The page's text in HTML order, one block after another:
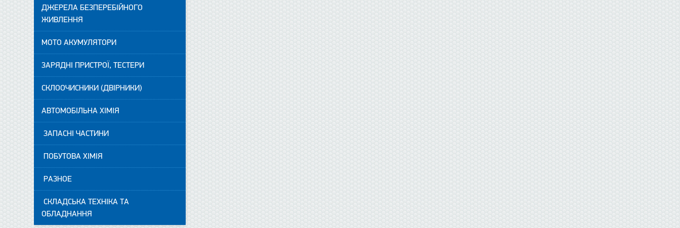
ДЖЕРЕЛА БЕЗПЕРЕБІЙНОГО
ЖИВЛЕННЯ
МОТО АКУМУЛЯТОРИ
ЗАРЯДНІ ПРИСТРОЇ, ТЕСТЕРИ
СКЛООЧИСНИКИ (ДВІРНИКИ)
АВТОМОБІЛЬНА ХІМІЯ
ЗАПАСНІ ЧАСТИНИ
ПОБУТОВА ХІМІЯ
РАЗНОЕ
СКЛАДСЬКА ТЕХНІКА ТА
ОБЛАДНАННЯ